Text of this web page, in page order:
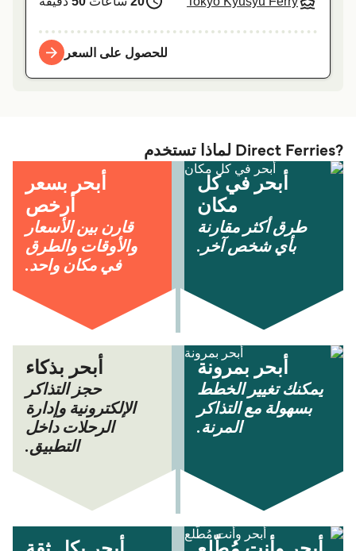
للحصول على السعر
أبحر في كل
مكان
طرق أكثر مقارنة
بأي شخص آخر.
أبحر بسعر
أرخص
قارن بين الأسعار
والأوقات والطرق
في مكان واحد.
أبحر بمرونة
يمكنك تغيير الخطط
بسهولة مع التذاكر
المرنة.
أبحر بذكاء
حجز التذاكر
الإلكترونية وإدارة
الرحلات داخل
التطبيق.